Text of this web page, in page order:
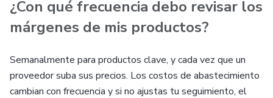
¿Con qué frecuencia debo revisar los
márgenes de mis productos?
Semanalmente para productos clave, y cada vez que un
proveedor suba sus precios. Los costos de abastecimiento
cambian con frecuencia y si no ajustas tu seguimiento, el